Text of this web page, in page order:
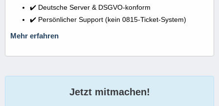
✔️ Deutsche Server & DSGVO-konform
✔️ Persönlicher Support (kein 0815-Ticket-System)
Mehr erfahren
Jetzt mitmachen!